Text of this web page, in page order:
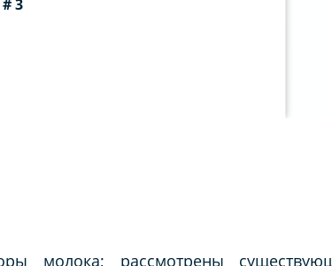
3
молока; рассмотрены